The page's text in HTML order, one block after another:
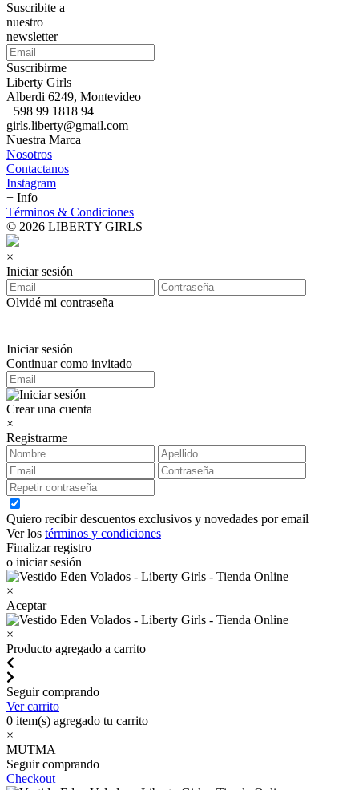
Suscribite a
nuestro
newsletter
Suscribirme
Liberty Girls
Alberdi 6249, Montevideo
+598 99 1818 94
girls.liberty@gmail.com
Nuestra Marca
Nosotros
Contactanos
Instagram
+ Info
Términos & Condiciones
© 2026 LIBERTY GIRLS
×
Iniciar sesión
Olvidé mi contraseña
Iniciar sesión
Continuar como invitado
Crear una cuenta
×
Registrarme
Quiero recibir descuentos exclusivos y novedades por email
Ver los términos y condiciones
Finalizar registro
o iniciar sesión
×
Aceptar
×
Producto agregado a carrito
Seguir comprando
Ver carrito
0 item(s) agregado tu carrito
×
MUTMA
Seguir comprando
Checkout